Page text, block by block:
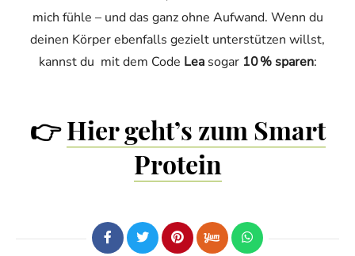
mich fühle – und das ganz ohne Aufwand. Wenn du
deinen Körper ebenfalls gezielt unterstützen willst,
kannst du mit dem Code Leasogar 10 % sparen:
👉Hier geht’s zum Smart
Protein